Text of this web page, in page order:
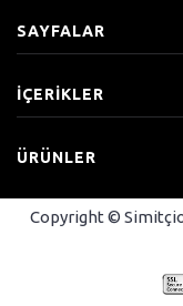
SAYFALAR
İÇERİKLER
ÜRÜNLER
Copyright ©